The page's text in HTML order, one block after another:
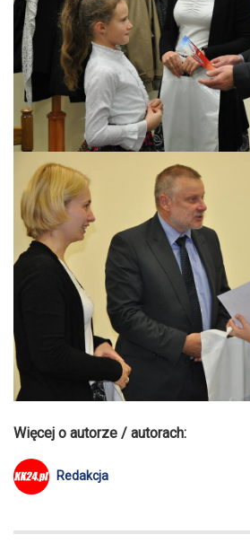
Więcej o autorze / autorach:
Redakcja